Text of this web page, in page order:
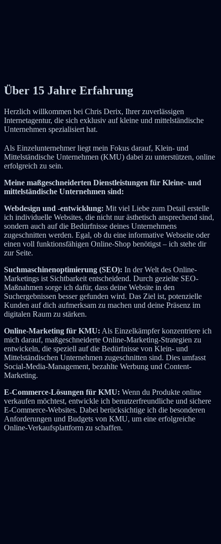
Über 15 Jahre Erfahrung
Herzlich willkommen bei Chris Derix, Ihrer zuverlässigen
Internetagentur, die sich exklusiv auf kleine und mittelständische
Unternehmen spezialisiert hat.
Als Einzelunternehmer liegt mein Fokus darauf, Klein- und
Mittelständische Unternehmen (KMU) dabei zu unterstützen, online
erfolgreich zu sein.
Meine maßgeschneiderten Dienstleistungen für Kleine- und
mittelständische Unternehmen sind:
Webdesign und -entwicklung: Mit viel Liebe zum Detail erstelle
ich individuelle Websites, die nicht nur ästhetisch ansprechend sind,
sondern auch auf die Bedürfnisse deines Unternehmens
zugeschnitten werden. Egal, ob du eine informative Webseite oder
einen voll funktionsfähigen Online-Shop benötigst – ich stehe dir
zur Seite.
Suchmaschinenoptimierung (SEO): In der Welt des Online-
Marketings ist Sichtbarkeit entscheidend. Durch gezielte SEO-
Maßnahmen sorge ich dafür, dass deine Website in den
Suchergebnissen besser gefunden wird. Das Ziel ist, potenzielle
Kunden auf dich aufmerksam zu machen und deine Präsenz im
digitalen Raum zu stärken.
Online-Marketing für KMU: Als Einzelkämpfer konzentriere ich
mich darauf, maßgeschneiderte Online-Marketing-Strategien zu
entwickeln, die speziell auf die Bedürfnisse von Klein- und
Mittelständischen Unternehmen zugeschnitten sind. Dies umfasst
Social-Media-Management, bezahlte Werbung und Content-
Marketing.
E-Commerce-Lösungen für KMU: Wenn du Produkte online
verkaufen möchtest, entwickle ich benutzerfreundliche und sichere
E-Commerce-Websites. Dabei berücksichtige ich die besonderen
Anforderungen und Budgets von KMU, um eine erfolgreiche
Online-Verkaufsplattform zu schaffen.